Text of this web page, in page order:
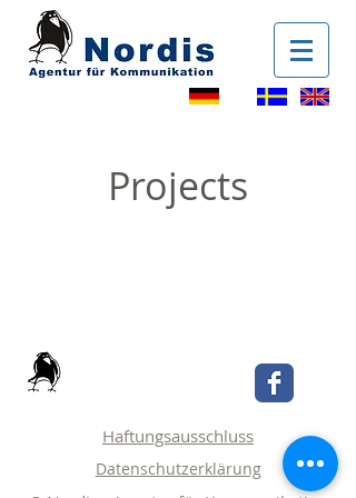
Projects
Haftungsausschluss
Datenschutzerklärung